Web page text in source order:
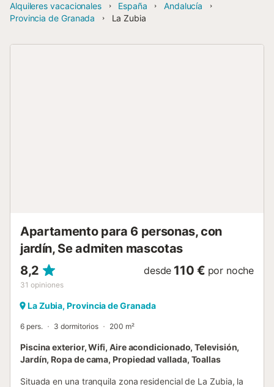
Alquileres vacacionales España
Andalucía
Provincia de Granada
La Zubia
Apartamento para 6 personas, con
jardín, Se admiten mascotas
8,2
31 opiniones
desde 110 € por noche
La Zubia, Provincia de Granada
6 pers. 3 dormitorios 200 m²
Piscina exterior, Wifi, Aire acondicionado, Televisión,
Jardín, Ropa de cama, Propiedad vallada, Toallas
Situada en una tranquila zona residencial de La Zubia, la